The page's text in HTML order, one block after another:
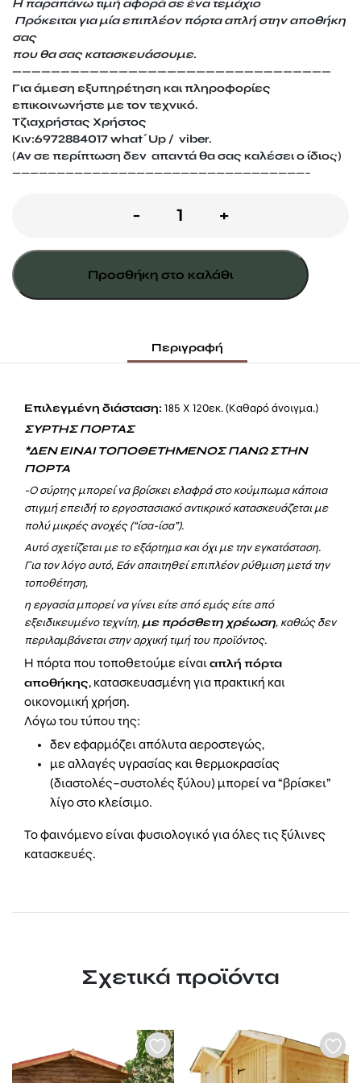
Η παραπάνω τιμή αφορά σε ένα τεμάχιο
Πρόκειται για μία επιπλέον πόρτα απλή στην αποθήκη
σας
που θα σας κατασκευάσουμε.
—————————————————————————————————
Για άμεση εξυπηρέτηση και πληροφορίες
επικοινωνήστε με τον τεχνικό.
Τζιαχρήστας Χρήστος
Κιν:6972884017 what΄Up / viber.
(Αν σε περίπτωση δεν απαντά θα σας καλέσει ο ίδιος)
—————————————————————————————————–
-
Πόρτα
ποσότητα
+
Προσθήκη στο καλάθι
Περιγραφή
Επιλεγμένη διάσταση: 185 Χ 120εκ. (Καθαρό άνοιγμα.)
ΣΥΡΤΗΣ ΠΟΡΤΑΣ
*ΔΕΝ ΕΙΝΑΙ ΤΟΠΟΘΕΤΗΜΕΝΟΣ ΠΑΝΩ ΣΤΗΝ
ΠΟΡΤΑ
-Ο σύρτης μπορεί να βρίσκει ελαφρά στο κούμπωμα κάποια
στιγμή επειδή το εργοστασιακό αντικρικό κατασκευάζεται με
πολύ μικρές ανοχές (“ίσα-ίσα”).
Αυτό σχετίζεται με το εξάρτημα και όχι με την εγκατάσταση.
Για τον λόγο αυτό, Εάν απαιτηθεί επιπλέον ρύθμιση μετά την
τοποθέτηση,
η εργασία μπορεί να γίνει είτε από εμάς είτε από
εξειδικευμένο τεχνίτη, με πρόσθετη χρέωση, καθώς δεν
περιλαμβάνεται στην αρχική τιμή του προϊόντος.
Η πόρτα που τοποθετούμε είναιαπλή πόρτα
αποθήκης, κατασκευασμένη για πρακτική και
οικονομική χρήση.
Λόγω του τύπου της:
δεν εφαρμόζει απόλυτα αεροστεγώς,
με αλλαγές υγρασίας και θερμοκρασίας
(διαστολές–συστολές ξύλου) μπορεί να “βρίσκει”
λίγο στο κλείσιμο.
Το φαινόμενο είναι φυσιολογικό για όλες τις ξύλινες
κατασκευές.
Σχετικά προϊόντα